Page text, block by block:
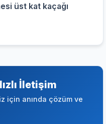
üst kat kaçağı
İletişim
için anında çözüm ve